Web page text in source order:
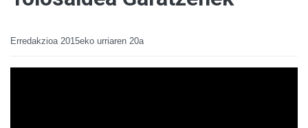
Erredakzioa 2015eko urriaren 20a